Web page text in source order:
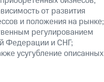
от развития
и положения на рынке;
регулированием
Федерации и СНГ;
усугубление описанных